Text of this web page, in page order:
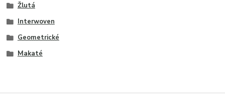
Žlutá
Interwoven
Geometrické
Makaté